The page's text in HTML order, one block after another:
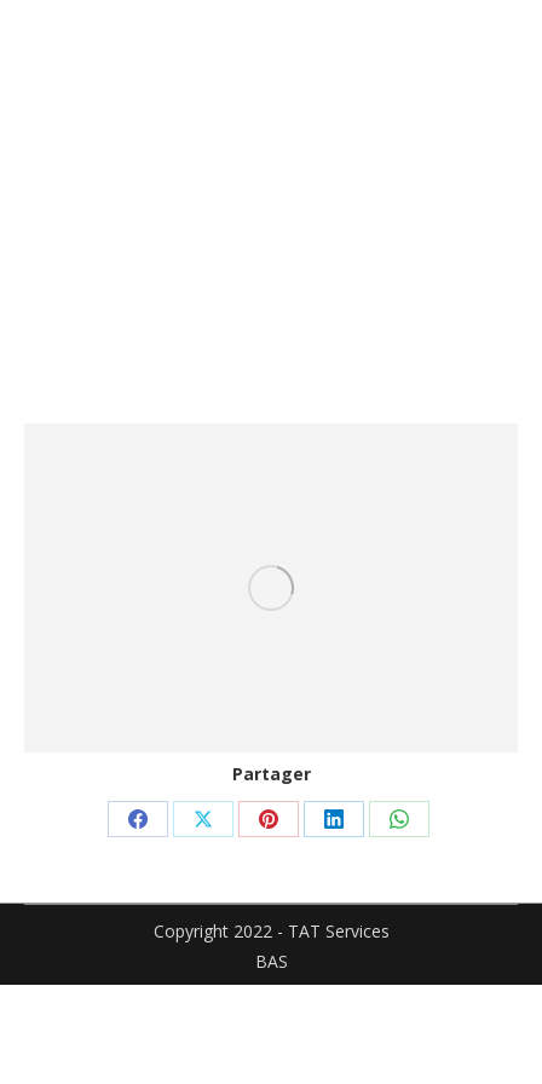
Partager
Partager
Facebook
Partager
X
Partager
Pinterest
Partager
LinkedIn
Partager
WhatsApp
Copyright 2022 - TAT Services
BAS